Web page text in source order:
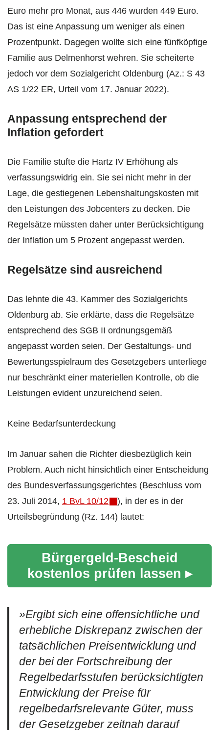
Euro mehr pro Monat, aus 446 wurden 449 Euro.
Das ist eine Anpassung um weniger als einen
Prozentpunkt. Dagegen wollte sich eine fünfköpfige
Familie aus Delmenhorst wehren. Sie scheiterte
jedoch vor dem Sozialgericht Oldenburg (Az.: S 43
AS 1/22 ER, Urteil vom 17. Januar 2022).
Anpassung entsprechend der
Inflation gefordert
Die Familie stufte die Hartz IV Erhöhung als
verfassungswidrig ein. Sie sei nicht mehr in der
Lage, die gestiegenen Lebenshaltungskosten mit
den Leistungen des Jobcenters zu decken. Die
Regelsätze müssten daher unter Berücksichtigung
der Inflation um 5 Prozent angepasst werden.
Regelsätze sind ausreichend
Das lehnte die 43. Kammer des Sozialgerichts
Oldenburg ab. Sie erklärte, dass die Regelsätze
entsprechend des SGB II ordnungsgemäß
angepasst worden seien. Der Gestaltungs- und
Bewertungsspielraum des Gesetzgebers unterliege
nur beschränkt einer materiellen Kontrolle, ob die
Leistungen evident unzureichend seien.
Keine Bedarfsunterdeckung
Im Januar sahen die Richter diesbezüglich kein
Problem. Auch nicht hinsichtlich einer Entscheidung
des Bundesverfassungsgerichtes (Beschluss vom
23. Juli 2014, 1 BvL 10/12
), in der es in der
Urteilsbegründung (Rz. 144) lautet:
Bürgergeld-Bescheid
kostenlos prüfen lassen ▸
»Ergibt sich eine offensichtliche und
erhebliche Diskrepanz zwischen der
tatsächlichen Preisentwicklung und
der bei der Fortschreibung der
Regelbedarfsstufen berücksichtigten
Entwicklung der Preise für
regelbedarfsrelevante Güter, muss
der Gesetzgeber zeitnah darauf